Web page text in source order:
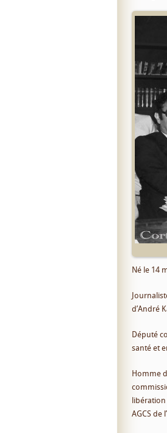
Né le 14
d’André
Député
santé et
Homme
libération
AGCS de